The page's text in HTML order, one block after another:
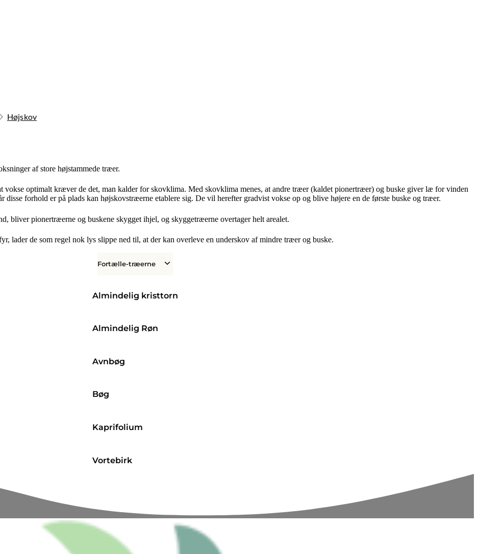
Højskov
af store højstammede træer.
vokse optimalt kræver de det, man kalder for skovklima. Med skovklima menes, at andre træer (kaldet pionertræer) og buske giver læ for vinden
forhold er på plads kan højskovstræerne etablere sig. De vil herefter gradvist vokse op og blive højere en de første buske og træer.
bliver pionertræerne og buskene skygget ihjel, og skyggetræerne overtager helt arealet.
lader de som regel nok lys slippe ned til, at der kan overleve en underskov af mindre træer og buske.
Fortælle-træerne
Almindelig kristtorn
Almindelig Røn
Avnbøg
Bøg
Kaprifolium
Vortebirk